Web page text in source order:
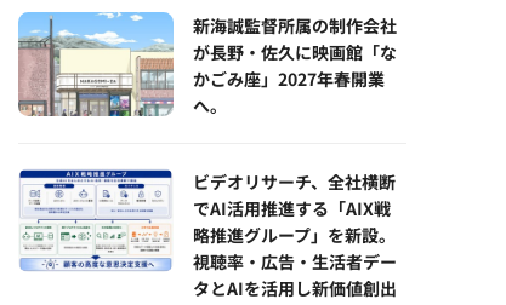
新海誠監督所属の制作会社
が長野・佐久に映画館「な
かごみ座」2027年春開業
へ。
ビデオリサーチ、全社横断
でAI活用推進する「AIX戦
略推進グループ」を新設。
視聴率・広告・生活者デー
タとAIを活用し新価値創出